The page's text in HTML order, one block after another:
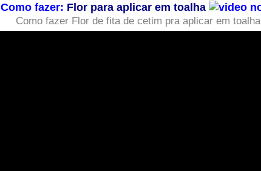
Como fazer: Flor para aplicar em toalha
Como fazer Flor de fita de cetim pra aplicar em toalha